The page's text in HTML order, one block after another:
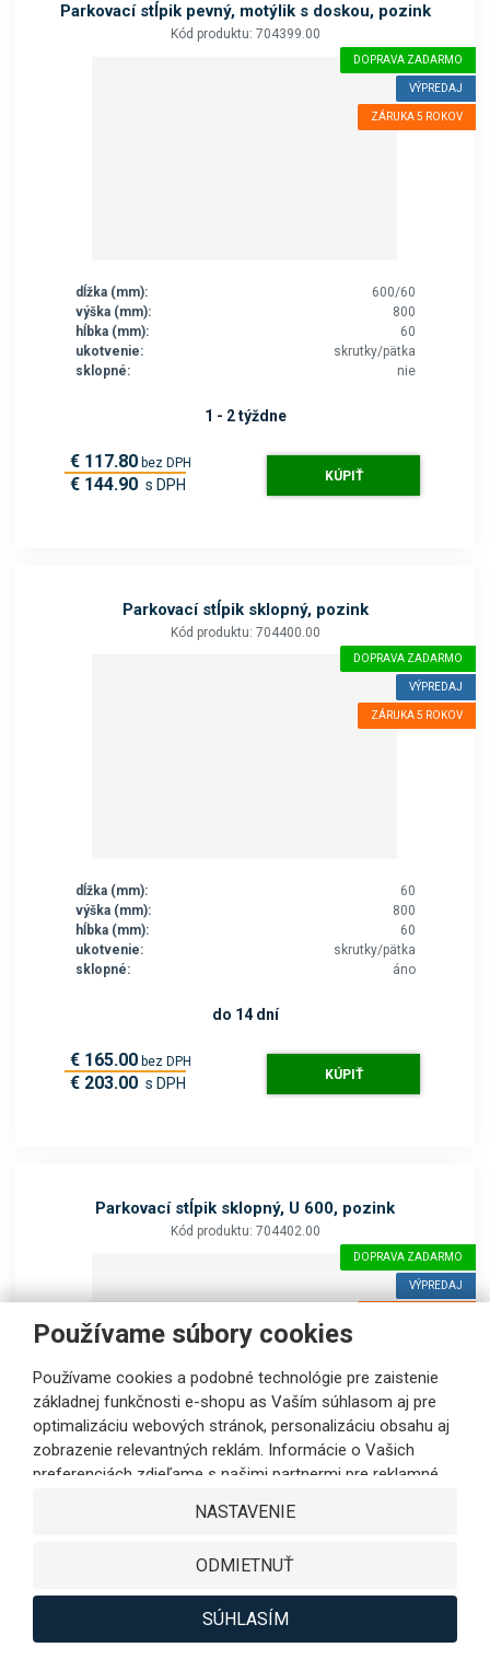
Používame súbory cookies
Používame cookies a podobné technológie pre zaistenie
základnej funkčnosti e-shopu as Vaším súhlasom aj pre
optimalizáciu webových stránok, personalizáciu obsahu aj
zobrazenie relevantných reklám. Informácie o Vašich
preferenciách zdieľame s našimi partnermi pre reklamné,
Partneri môžu tieto údaje v rámci personalizácie reklamy
využívaní ich služieb. Kliknutím na tlačidlo SÚHLASÍM
vyjadríte Váš súhlas s ukladaním cookies na výkonové,
funkčné a marketingové účely as odovzdávaním údajov o
správaní na webe v rámci zacielenia reklamy na sociálnych
NASTAVENIE
ODMIETNUŤ
SÚHLASÍM
Parkovací stĺpik pevný, motýlik s doskou, pozink
Kód produktu: 704399.00
DOPRAVA ZADARMO
VÝPREDAJ
ZÁRUKA 5 ROKOV
dĺžka (mm):
600/60
výška (mm):
800
hĺbka (mm):
60
ukotvenie:
skrutky/pätka
sklopné:
nie
1 - 2 týždne
€ 117.80 bez DPH
€ 144.90 s DPH KÚPIŤ
Parkovací stĺpik sklopný, pozink
Kód produktu: 704400.00
DOPRAVA ZADARMO
VÝPREDAJ
ZÁRUKA 5 ROKOV
dĺžka (mm):
60
výška (mm):
800
hĺbka (mm):
60
ukotvenie:
skrutky/pätka
sklopné:
áno
do 14 dní
€ 165.00 bez DPH
€ 203.00 s DPH KÚPIŤ
Parkovací stĺpik sklopný, U 600, pozink
Kód produktu: 704402.00
DOPRAVA ZADARMO
VÝPREDAJ
2 - 3 týždne